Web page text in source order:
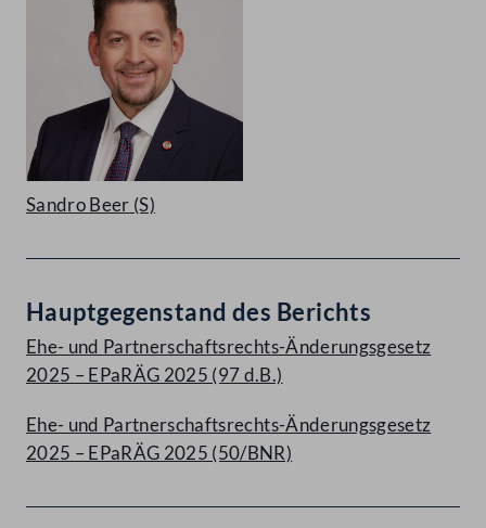
Sandro Beer (S)
Hauptgegenstand des Berichts
Ehe- und Partnerschaftsrechts-Änderungsgesetz
2025 – EPaRÄG 2025 (97 d.B.)
Ehe- und Partnerschaftsrechts-Änderungsgesetz
2025 – EPaRÄG 2025 (50/BNR)